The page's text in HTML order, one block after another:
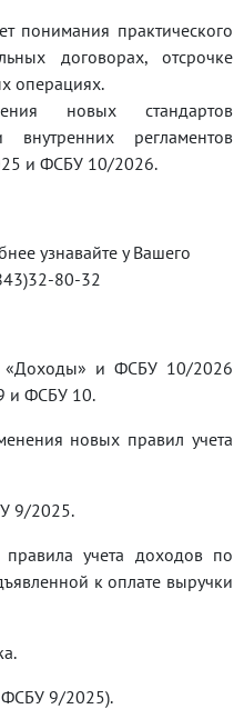
понимания практического
договорах, отсрочке
операциях.
новых стандартов
внутренних регламентов
и ФСБУ 10/2026.
узнавайте у Вашего
80-32
и ФСБУ 10/2026
и ФСБУ 10.
новых правил учета
9/2025.
учета доходов по
к оплате выручки
ФСБУ 9/2025).